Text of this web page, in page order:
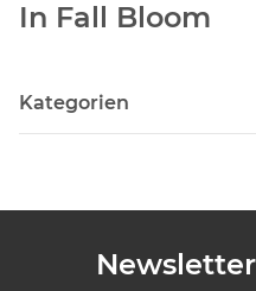
In Fall Bloom
Kategorien